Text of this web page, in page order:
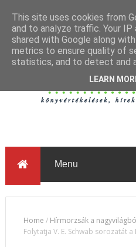
Home / Hírmorzsák a
Folytatja V. E. Schwab sorozatát a
This site uses cookies from
and to analyze traffic. Your
shared with Google along
metrics to ensure quality of
statistics, and to detect and
LEARN